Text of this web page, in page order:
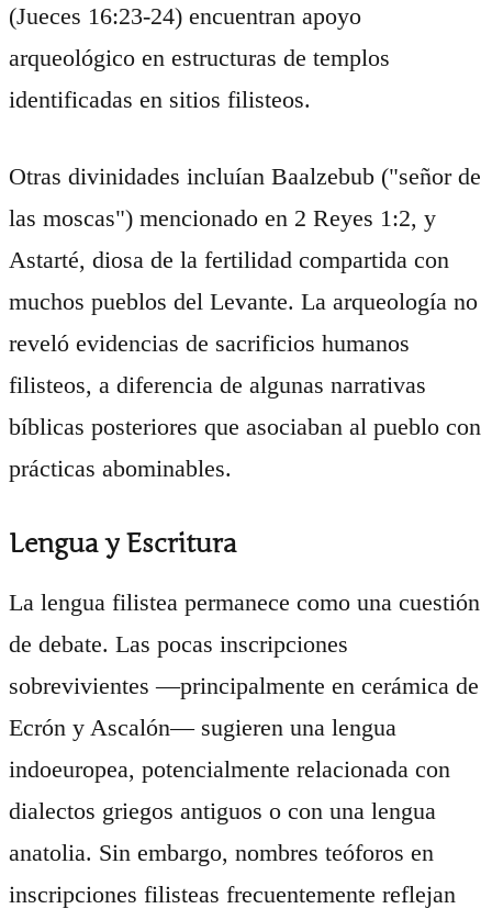
(Jueces 16:23-24) encuentran apoyo
arqueológico en estructuras de templos
identificadas en sitios filisteos.
Otras divinidades incluían Baalzebub ("señor de
las moscas") mencionado en 2 Reyes 1:2, y
Astarté, diosa de la fertilidad compartida con
muchos pueblos del Levante. La arqueología no
reveló evidencias de sacrificios humanos
filisteos, a diferencia de algunas narrativas
bíblicas posteriores que asociaban al pueblo con
prácticas abominables.
Lengua y Escritura
La lengua filistea permanece como una cuestión
de debate. Las pocas inscripciones
sobrevivientes —principalmente en cerámica de
Ecrón y Ascalón— sugieren una lengua
indoeuropea, potencialmente relacionada con
dialectos griegos antiguos o con una lengua
anatolia. Sin embargo, nombres teóforos en
inscripciones filisteas frecuentemente reflejan